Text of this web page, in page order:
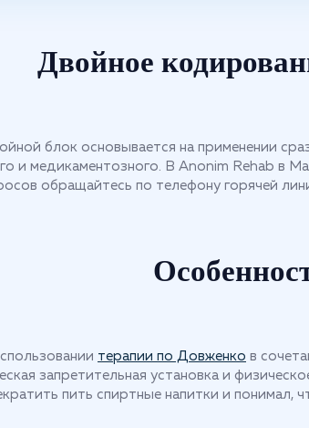
Двойное
блок основывается на применении
и медикаментозного. В Anonim Rehab в
обращайтесь по телефону горячей
терапии по Довженко в
запретительная установка и
пить спиртные напитки и понимал,